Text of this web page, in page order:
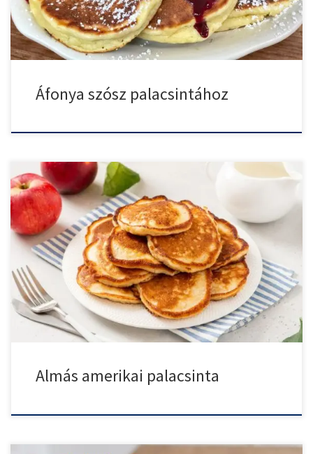
Áfonya szósz palacsintához
Az almás amerikai palacsinta egy tökéletes választás, ha egy kicsit
[…]
Almás amerikai palacsinta